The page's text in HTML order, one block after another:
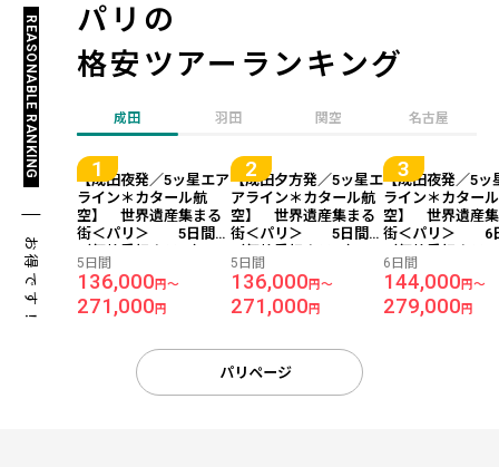
パリの
格安ツアーランキング
REASONABLE RANKING
お得です！
成田 羽田 関空 名古屋
【成田夜発／5ッ星エア
ライン＊カタール航
空】 世界遺産集まる
街＜パリ＞ 5日間
5日間
136,000円～
271,000円
【成田夕方発／5ッ星エ
アライン＊カタール航
空】 世界遺産集まる
街＜パリ＞ 5日間
5日間
136,000 円～
271,000 円
【成田夜発／5ッ
ライン＊カター
空】 世界遺産
街＜パリ＞ 6
6日間
144,000円～
279,000円
パリページ